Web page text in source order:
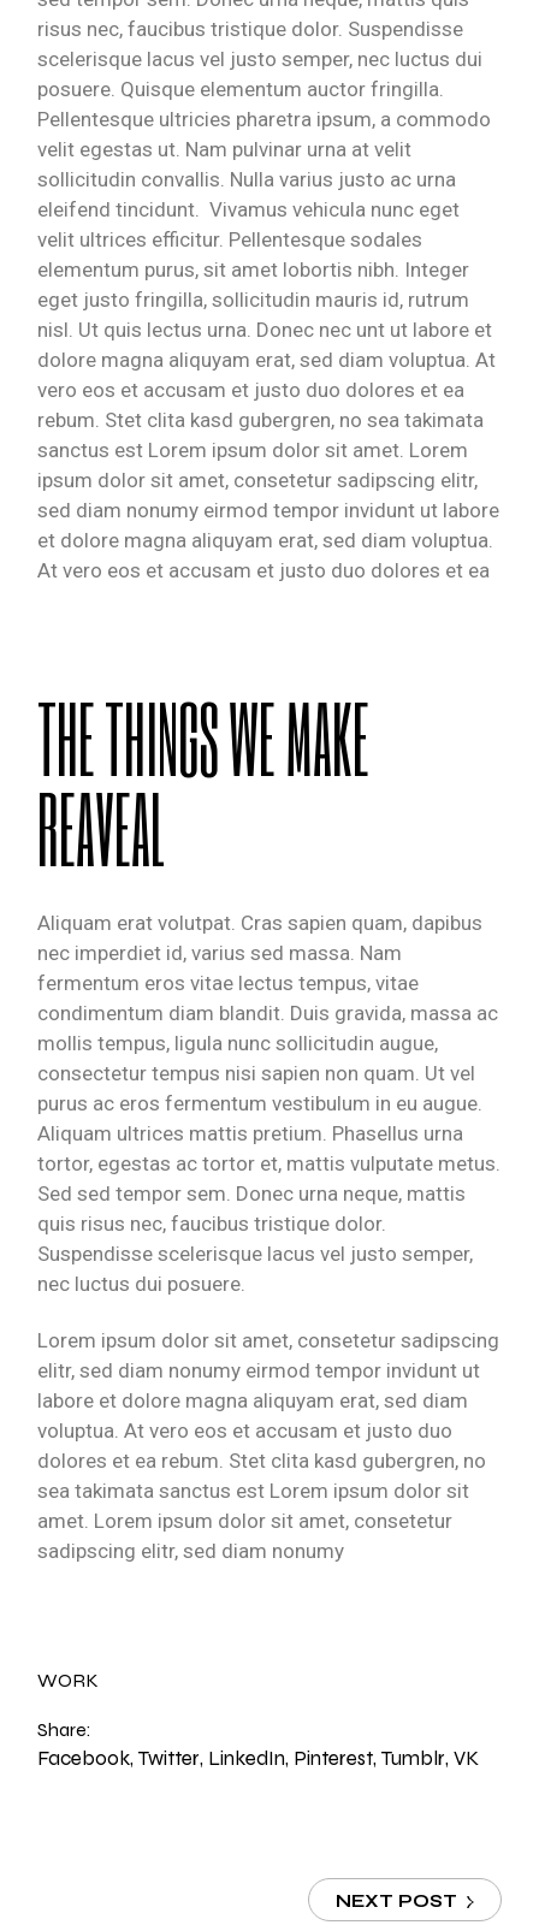
risus nec, faucibus tristique dolor. Suspendisse
scelerisque lacus vel justo semper, nec luctus dui
posuere. Quisque elementum auctor fringilla.
Pellentesque ultricies pharetra ipsum, a commodo
velit egestas ut. Nam pulvinar urna at velit
sollicitudin convallis. Nulla varius justo ac urna
eleifend tincidunt. Vivamus vehicula nunc eget
velit ultrices efficitur. Pellentesque sodales
elementum purus, sit amet lobortis nibh. Integer
eget justo fringilla, sollicitudin mauris id, rutrum
nisl. Ut quis lectus urna. Donec nec unt ut labore et
dolore magna aliquyam erat, sed diam voluptua. At
vero eos et accusam et justo duo dolores et ea
rebum. Stet clita kasd gubergren, no sea takimata
sanctus est Lorem ipsum dolor sit amet. Lorem
ipsum dolor sit amet, consetetur sadipscing elitr,
sed diam nonumy eirmod tempor invidunt ut labore
et dolore magna aliquyam erat, sed diam voluptua.
At vero eos et accusam et justo duo dolores et ea
THE THINGS WE MAKE
REAVEAL
Aliquam erat volutpat. Cras sapien quam, dapibus
nec imperdiet id, varius sed massa. Nam
fermentum eros vitae lectus tempus, vitae
condimentum diam blandit. Duis gravida, massa ac
mollis tempus, ligula nunc sollicitudin augue,
consectetur tempus nisi sapien non quam. Ut vel
purus ac eros fermentum vestibulum in eu augue.
Aliquam ultrices mattis pretium. Phasellus urna
tortor, egestas ac tortor et, mattis vulputate metus.
Sed sed tempor sem. Donec urna neque, mattis
quis risus nec, faucibus tristique dolor.
Suspendisse scelerisque lacus vel justo semper,
nec luctus dui posuere.
Lorem ipsum dolor sit amet, consetetur sadipscing
elitr, sed diam nonumy eirmod tempor invidunt ut
labore et dolore magna aliquyam erat, sed diam
voluptua. At vero eos et accusam et justo duo
dolores et ea rebum. Stet clita kasd gubergren, no
sea takimata sanctus est Lorem ipsum dolor sit
amet. Lorem ipsum dolor sit amet, consetetur
sadipscing elitr, sed diam nonumy
WORK
Share:
Facebook Twitter LinkedIn Pinterest Tumblr VK
NEXT POST